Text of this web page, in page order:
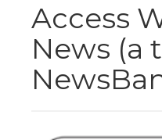
Access
News (a